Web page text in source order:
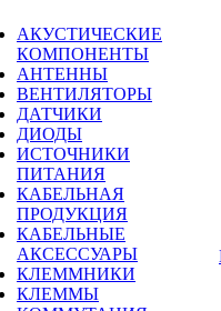
АКУСТИЧЕСКИЕ
КОМПОНЕНТЫ
АНТЕННЫ
ВЕНТИЛЯТОРЫ
ДАТЧИКИ
ДИОДЫ
ИСТОЧНИКИ
ПИТАНИЯ
КАБЕЛЬНАЯ
ПРОДУКЦИЯ
КАБЕЛЬНЫЕ
АКСЕССУАРЫ
КЛЕММНИКИ
КЛЕММЫ